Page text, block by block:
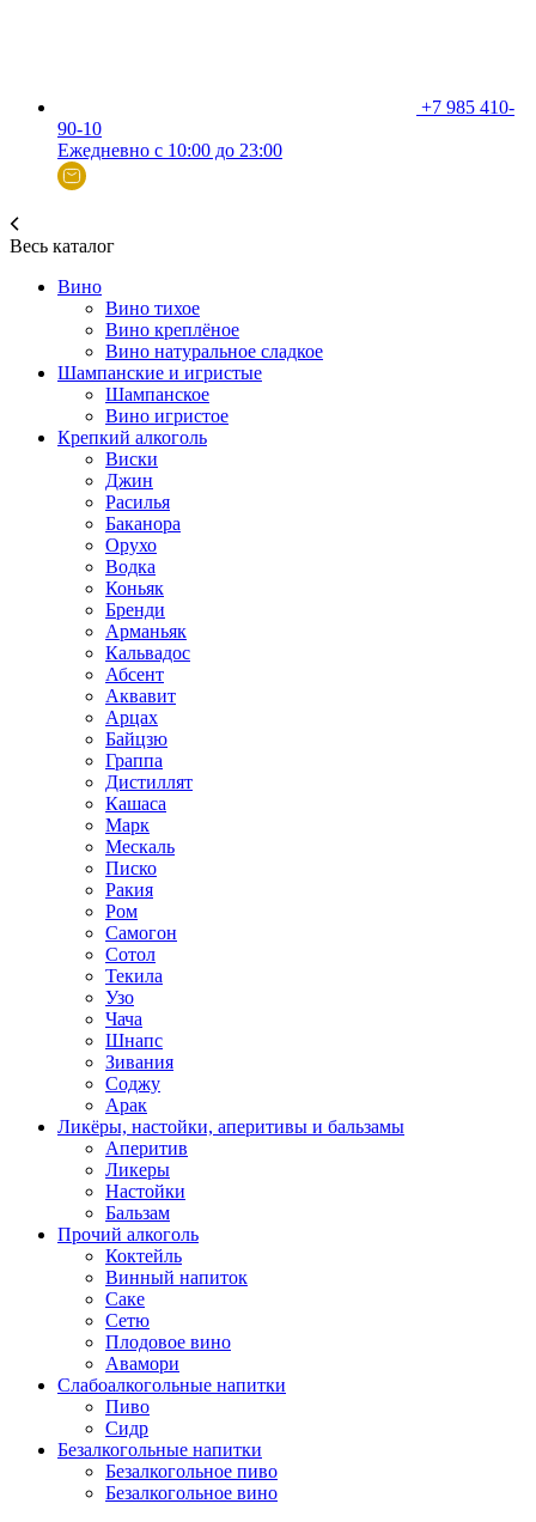
+7 985 410-
90-10
Ежедневно с 10:00 до 23:00
Весь каталог
Вино
Вино тихое
Вино креплёное
Вино натуральное сладкое
Шампанские и игристые
Шампанское
Вино игристое
Крепкий алкоголь
Виски
Джин
Расилья
Баканора
Орухо
Водка
Коньяк
Бренди
Арманьяк
Кальвадос
Абсент
Аквавит
Арцах
Байцзю
Граппа
Дистиллят
Кашаса
Марк
Мескаль
Писко
Ракия
Ром
Самогон
Сотол
Текила
Узо
Чача
Шнапс
Зивания
Соджу
Арак
Ликёры, настойки, аперитивы и бальзамы
Аперитив
Ликеры
Настойки
Бальзам
Прочий алкоголь
Коктейль
Винный напиток
Саке
Сетю
Плодовое вино
Авамори
Слабоалкогольные напитки
Пиво
Сидр
Безалкогольные напитки
Безалкогольное пиво
Безалкогольное вино